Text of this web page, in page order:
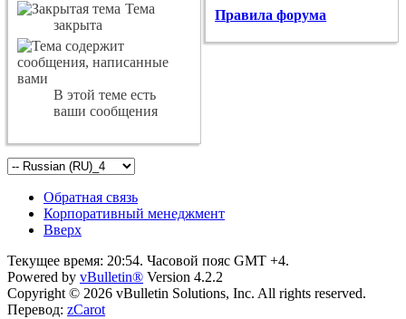
Тема
закрыта
В этой теме есть
ваши сообщения
Правила форума
Обратная связь
Корпоративный менеджмент
Вверх
Текущее время: 20:54. Часовой пояс GMT +4.
Powered by vBulletin® Version 4.2.2
Copyright © 2026 vBulletin Solutions, Inc. All rights reserved.
Перевод: zCarot